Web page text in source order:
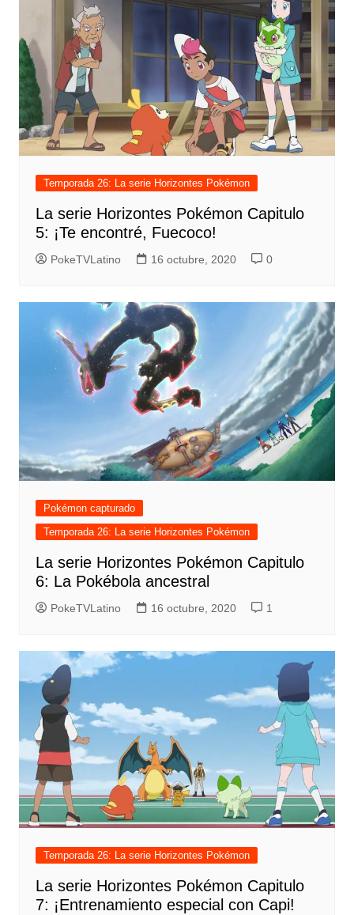
Temporada 26: La serie Horizontes Pokémon
La serie Horizontes Pokémon Capitulo
5: ¡Te encontré, Fuecoco!
PokeTVLatino 16 octubre, 2020 0
Pokémon capturado
Temporada 26: La serie Horizontes Pokémon
La serie Horizontes Pokémon Capitulo
6: La Pokébola ancestral
PokeTVLatino 16 octubre, 2020 1
Temporada 26: La serie Horizontes Pokémon
La serie Horizontes Pokémon Capitulo
7: ¡Entrenamiento especial con Capi!